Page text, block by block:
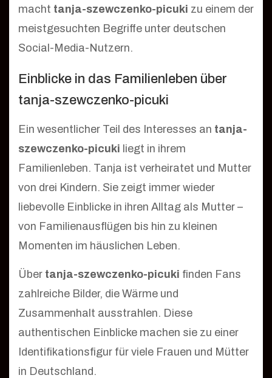
macht tanja-szewczenko-picuki zu einem der
meistgesuchten Begriffe unter deutschen
Social-Media-Nutzern.
Einblicke in das Familienleben über
tanja-szewczenko-picuki
Ein wesentlicher Teil des Interesses an tanja-
szewczenko-picuki liegt in ihrem
Familienleben. Tanja ist verheiratet und Mutter
von drei Kindern. Sie zeigt immer wieder
liebevolle Einblicke in ihren Alltag als Mutter –
von Familienausflügen bis hin zu kleinen
Momenten im häuslichen Leben.
Über tanja-szewczenko-picuki finden Fans
zahlreiche Bilder, die Wärme und
Zusammenhalt ausstrahlen. Diese
authentischen Einblicke machen sie zu einer
Identifikationsfigur für viele Frauen und Mütter
in Deutschland.